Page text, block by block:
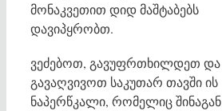
მონაკვეთით დიდ მაშტაბებს
დავიპყრობთ.
ვეძებოთ, გავუფრთხილდეთ და
გავაღვივოთ საკუთარ თავში ის
ნაპერწკალი, რომელიც შინაგან